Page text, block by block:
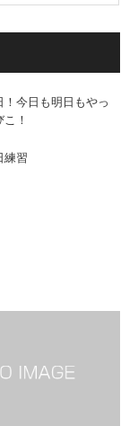
！今日も明日もやっ
！
練習